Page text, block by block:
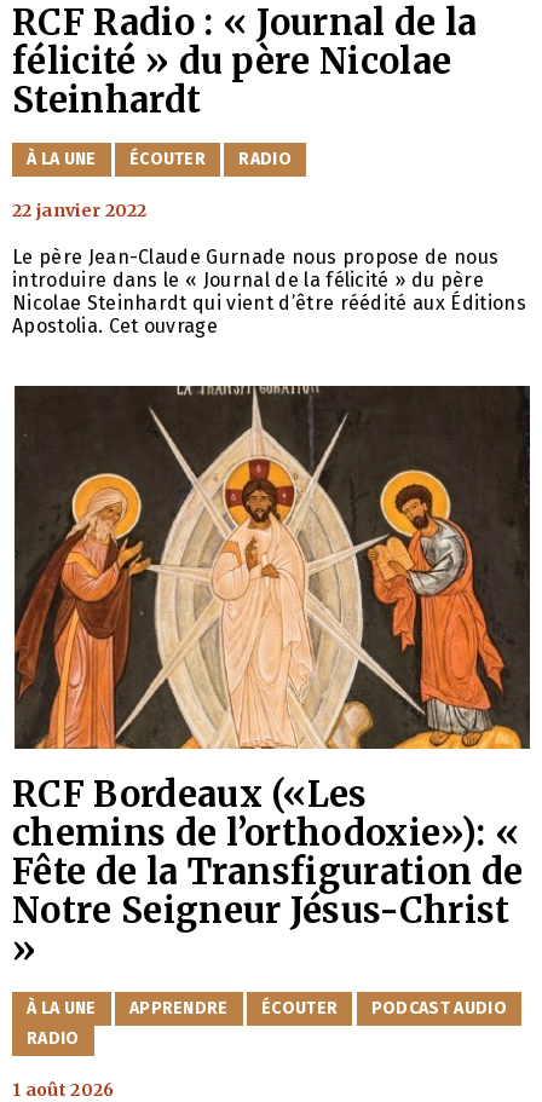
RCF Radio : « Journal de la
félicité » du père Nicolae
Steinhardt
CATÉGORIES
À LA UNE ÉCOUTER RADIO
22 janvier 2022
Le père Jean-Claude Gurnade nous propose de nous
introduire dans le « Journal de la félicité » du père
Nicolae Steinhardt qui vient d’être réédité aux Éditions
Apostolia. Cet ouvrage
RCF Bordeaux («Les
chemins de l’orthodoxie»): «
Fête de la Transfiguration de
Notre Seigneur Jésus-Christ
»
CATÉGORIES
À LA UNE APPRENDRE ÉCOUTER
PODCAST AUDIO
RADIO
1 août 2026